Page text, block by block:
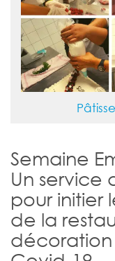
Semaine
Un service
pour initier
de la